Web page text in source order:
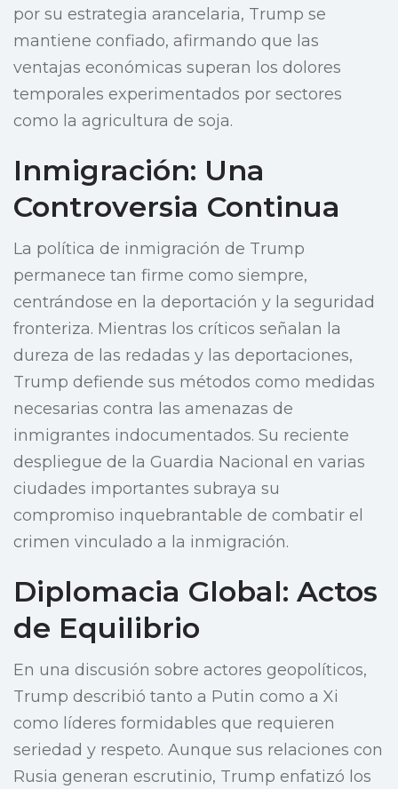
por su estrategia arancelaria, Trump se
mantiene confiado, afirmando que las
ventajas económicas superan los dolores
temporales experimentados por sectores
como la agricultura de soja.
Inmigración: Una
Controversia Continua
La política de inmigración de Trump
permanece tan firme como siempre,
centrándose en la deportación y la seguridad
fronteriza. Mientras los críticos señalan la
dureza de las redadas y las deportaciones,
Trump defiende sus métodos como medidas
necesarias contra las amenazas de
inmigrantes indocumentados. Su reciente
despliegue de la Guardia Nacional en varias
ciudades importantes subraya su
compromiso inquebrantable de combatir el
crimen vinculado a la inmigración.
Diplomacia Global: Actos
de Equilibrio
En una discusión sobre actores geopolíticos,
Trump describió tanto a Putin como a Xi
como líderes formidables que requieren
seriedad y respeto. Aunque sus relaciones con
Rusia generan escrutinio, Trump enfatizó los